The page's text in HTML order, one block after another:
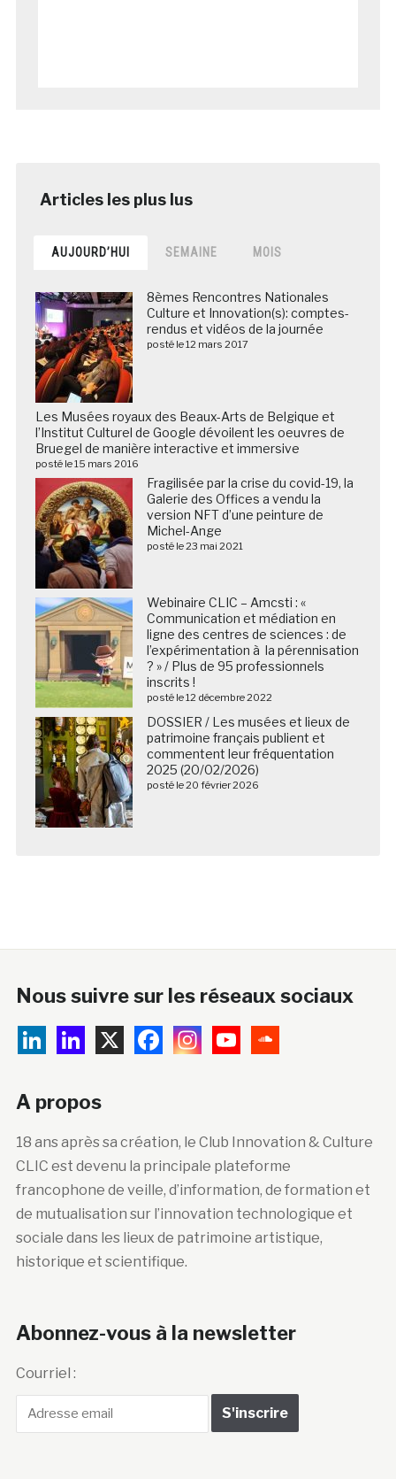
AUJOURD’HUI SEMAINE MOIS
8èmes Rencontres Nationales
Culture et Innovation(s): comptes-
rendus et vidéos de la journée
posté le 12 mars 2017
Les Musées royaux des Beaux-Arts de Belgique et
l’Institut Culturel de Google dévoilent les oeuvres de
Bruegel de manière interactive et immersive
posté le 15 mars 2016
Fragilisée par la crise du covid-19, la
Galerie des Offices a vendu la
version NFT d’une peinture de
Michel-Ange
posté le 23 mai 2021
Webinaire CLIC – Amcsti : «
Communication et médiation en
ligne des centres de sciences : de
l’expérimentation à la pérennisation
? » / Plus de 95 professionnels
inscrits !
posté le 12 décembre 2022
DOSSIER / Les musées et lieux de
patrimoine français publient et
commentent leur fréquentation
2025 (20/02/2026)
posté le 20 février 2026
Nous suivre sur les réseaux sociaux
A propos
18 ans après sa création, le Club Innovation & Culture
CLIC est devenu la principale plateforme
francophone de veille, d’information, de formation et
de mutualisation sur l’innovation technologique et
sociale dans les lieux de patrimoine artistique,
historique et scientifique.
Abonnez-vous à la newsletter
Courriel :